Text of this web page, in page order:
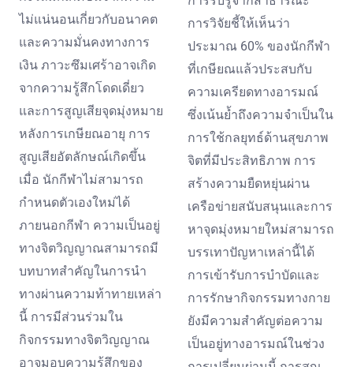
ไม่แน่นอนเกี่ยวกับอนาคต
และความมั่นคงทางการ
เงิน ภาวะซึมเศร้าอาจเกิด
จากความรู้สึกโดดเดี่ยว
และการสูญเสียจุดมุ่งหมาย
หลังการเกษียณอายุ การ
สูญเสียอัตลักษณ์เกิดขึ้น
เมื่อ นักกีฬาไม่สามารถ
กำหนดตัวเองใหม่ได้
ภายนอกกีฬา ความเป็นอยู่
ทางจิตวิญญาณสามารถมี
บทบาทสำคัญในการนำ
ทางผ่านความท้าทายเหล่า
นี้ การมีส่วนร่วมใน
กิจกรรมทางจิตวิญญาณ
อาจมอบความรู้สึกของ
การวิจัยชี้ให้เห็นว่า
ประมาณ 60% ของนักกีฬา
ที่เกษียณแล้วประสบกับ
ความเครียดทางอารมณ์
ซึ่งเน้นย้ำถึงความจำเป็นใน
การใช้กลยุทธ์ด้านสุขภาพ
จิตที่มีประสิทธิภาพ การ
สร้างความยืดหยุ่นผ่าน
เครือข่ายสนับสนุนและการ
หาจุดมุ่งหมายใหม่สามารถ
บรรเทาปัญหาเหล่านี้ได้
การเข้ารับการบำบัดและ
การรักษากิจกรรมทางกาย
ยังมีความสำคัญต่อความ
เป็นอยู่ทางอารมณ์ในช่วง